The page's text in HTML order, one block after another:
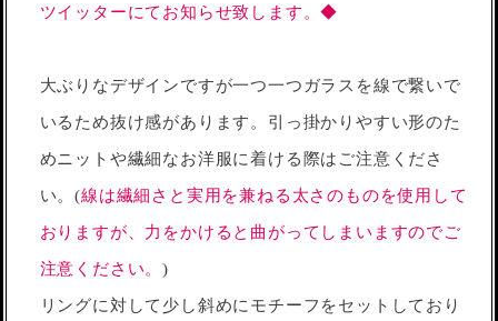
ツイッターにてお知らせ致します。◆
大ぶりなデザインですが一つ一つガラスを線で繋いで
いるため抜け感があります。引っ掛かりやすい形のた
めニットや繊細なお洋服に着ける際はご注意くださ
い。(線は繊細さと実用を兼ねる太さのものを使用して
おりますが、力をかけると曲がってしまいますのでご
注意ください。)
リングに対して少し斜めにモチーフをセットしており